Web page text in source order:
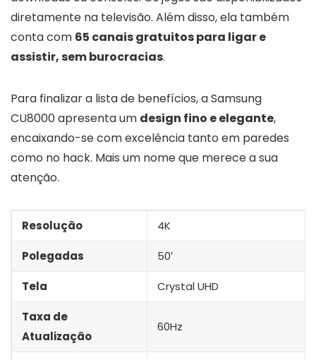
diretamente na televisão. Além disso, ela também
conta com 65 canais gratuitos para ligar e
assistir, sem burocracias.
Para finalizar a lista de benefícios, a Samsung
CU8000 apresenta um design fino e elegante,
encaixando-se com excelência tanto em paredes
como no hack. Mais um nome que merece a sua
atenção.
Resolução 4K
Polegadas 50′
Tela Crystal UHD
Taxa de
Atualização
60Hz